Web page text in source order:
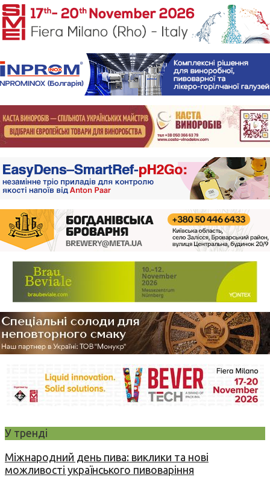
У тренді
Міжнародний день пива: виклики та нові
можливості українського пивоваріння